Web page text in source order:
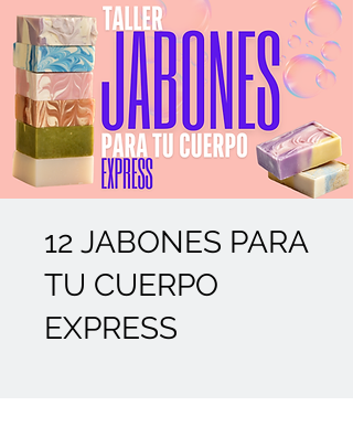
12 JABONES PARA
TU CUERPO
EXPRESS